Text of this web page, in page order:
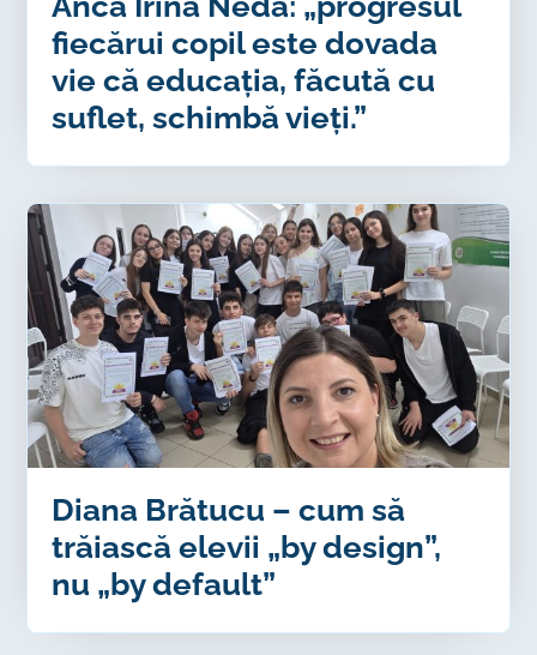
fiecărui copil este dovada
vie că educația, făcută cu
suflet, schimbă vieți.”
Diana Brătucu – cum să
trăiască elevii „by design”,
nu „by default”